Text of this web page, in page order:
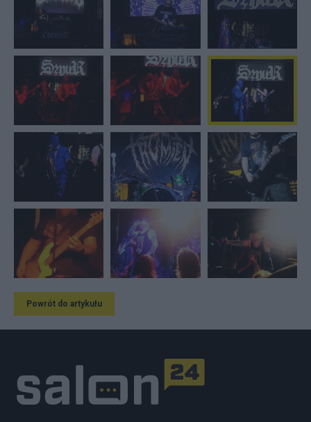
Powrót do artykułu